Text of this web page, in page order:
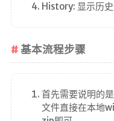
History: 显示历
基本流程步骤
首先需要说明的
文件直接在本地